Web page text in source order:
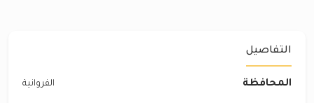
التفاصيل
المحافظة الفروانية